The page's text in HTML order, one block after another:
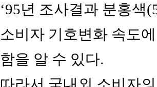
‘95년 조사결과 분홍색
소비자 기호변화 속도
함을 알 수 있다.